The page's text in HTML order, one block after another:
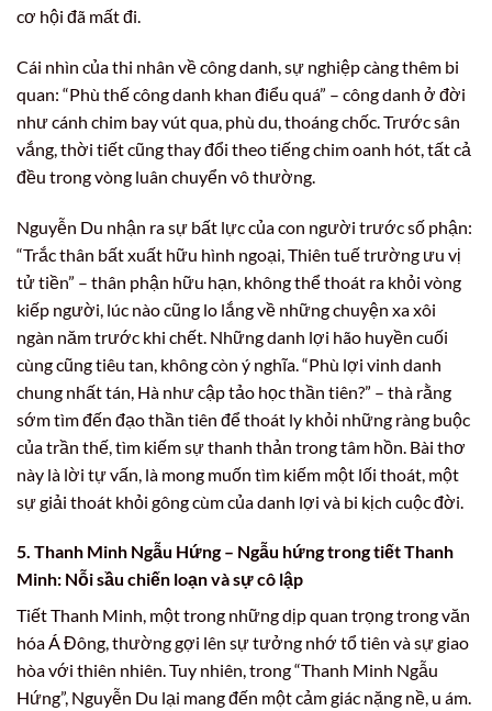
cơ hội đã mất đi.
Cái nhìn của thi nhân về công danh, sự nghiệp càng thêm bi
quan: “Phù thế công danh khan điểu quá” – công danh ở đời
như cánh chim bay vút qua, phù du, thoáng chốc. Trước sân
vắng, thời tiết cũng thay đổi theo tiếng chim oanh hót, tất cả
đều trong vòng luân chuyển vô thường.
Nguyễn Du nhận ra sự bất lực của con người trước số phận:
“Trắc thân bất xuất hữu hình ngoại, Thiên tuế trường ưu vị
tử tiền” – thân phận hữu hạn, không thể thoát ra khỏi vòng
kiếp người, lúc nào cũng lo lắng về những chuyện xa xôi
ngàn năm trước khi chết. Những danh lợi hão huyền cuối
cùng cũng tiêu tan, không còn ý nghĩa. “Phù lợi vinh danh
chung nhất tán, Hà như cập tảo học thần tiên?” – thà rằng
sớm tìm đến đạo thần tiên để thoát ly khỏi những ràng buộc
của trần thế, tìm kiếm sự thanh thản trong tâm hồn. Bài thơ
này là lời tự vấn, là mong muốn tìm kiếm một lối thoát, một
sự giải thoát khỏi gông cùm của danh lợi và bi kịch cuộc đời.
5. Thanh Minh Ngẫu Hứng – Ngẫu hứng trong tiết Thanh
Minh: Nỗi sầu chiến loạn và sự cô lập
Tiết Thanh Minh, một trong những dịp quan trọng trong văn
hóa Á Đông, thường gợi lên sự tưởng nhớ tổ tiên và sự giao
hòa với thiên nhiên. Tuy nhiên, trong “Thanh Minh Ngẫu
Hứng”, Nguyễn Du lại mang đến một cảm giác nặng nề, u ám.